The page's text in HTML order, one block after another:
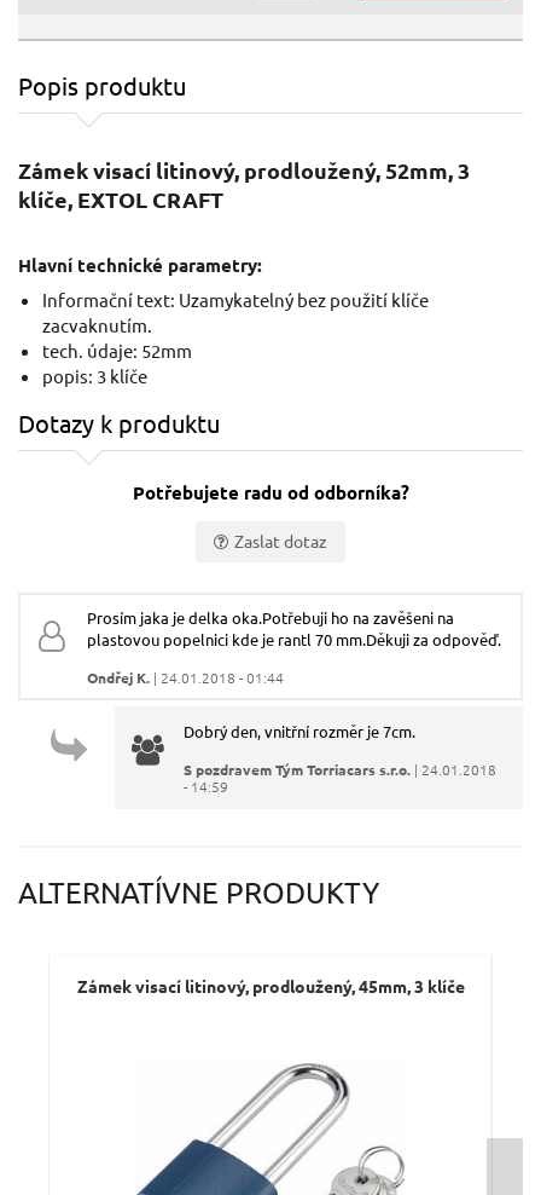
Popis produktu
Zámek visací litinový, prodloužený, 52mm, 3
klíče, EXTOL CRAFT
Hlavní technické parametry:
Informační text: Uzamykatelný bez použití klíče
zacvaknutím.
tech. údaje: 52mm
popis: 3 klíče
Dotazy k produktu
Potřebujete radu od odborníka?
Zaslat dotaz
Dotaz:
Prosím jaka je delka oka.Potřebuji ho na zavěšeni na
plastovou popelnici kde je rantl 70 mm.Děkuji za odpověď.
Ondřej K. | 24.01.2018 - 01:44
Dobrý den, vnitřní rozměr je 7cm.
S pozdravem Tým Torriacars s.r.o. | 24.01.2018
- 14:59
ALTERNATÍVNE PRODUKTY
Zámek visací litinový, prodloužený, 45mm, 3 klíče